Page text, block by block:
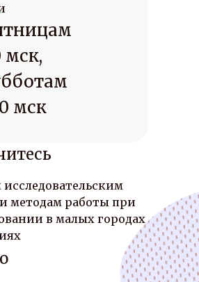
мск,
мск
методам работы при
в малых городах